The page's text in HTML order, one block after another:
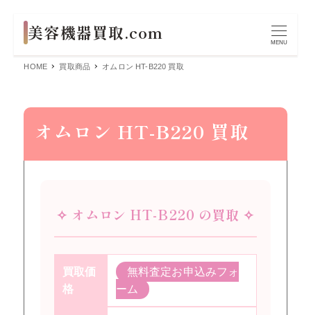
MENU
HOME 買取商品 オムロン HT-B220 買取
オムロン HT-B220 買取
✧ オムロン HT-B220 の買取 ✧
買取価
格
無料査定お申込みフォ
ーム